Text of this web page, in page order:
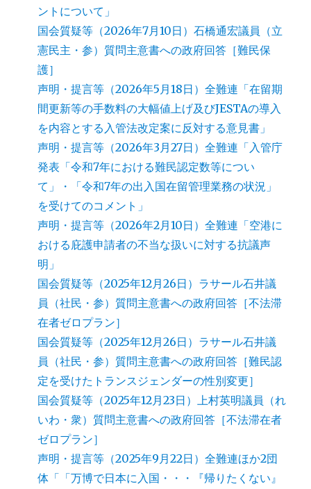
ントについて」
国会質疑等（2026年7月10日）石橋通宏議員（立
憲民主・参）質問主意書への政府回答［難民保
護］
声明・提言等（2026年5月18日）全難連「在留期
間更新等の手数料の大幅値上げ及びJESTAの導入
を内容とする入管法改定案に反対する意見書」
声明・提言等（2026年3月27日）全難連「入管庁
発表「令和7年における難民認定数等につい
て」・「令和7年の出入国在留管理業務の状況」
を受けてのコメント」
声明・提言等（2026年2月10日）全難連「空港に
おける庇護申請者の不当な扱いに対する抗議声
明」
国会質疑等（2025年12月26日）ラサール石井議
員（社民・参）質問主意書への政府回答［不法滞
在者ゼロプラン］
国会質疑等（2025年12月26日）ラサール石井議
員（社民・参）質問主意書への政府回答［難民認
定を受けたトランスジェンダーの性別変更］
国会質疑等（2025年12月23日）上村英明議員（れ
いわ・衆）質問主意書への政府回答［不法滞在者
ゼロプラン］
声明・提言等（2025年9月22日）全難連ほか2団
体「「万博で日本に入国・・・『帰りたくない』